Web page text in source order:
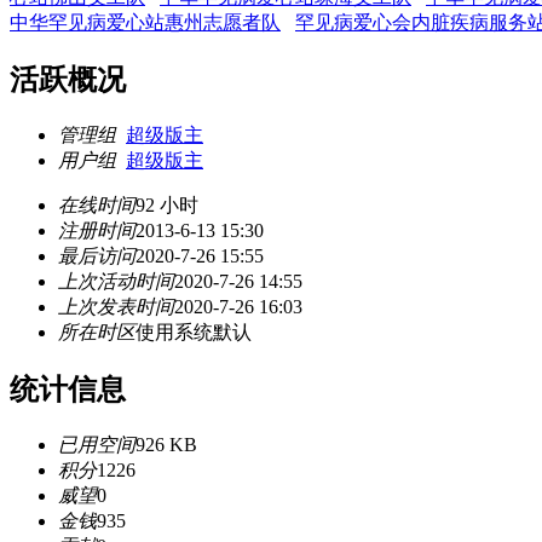
中华罕见病爱心站惠州志愿者队
罕见病爱心会内脏疾病服务
活跃概况
管理组 超级版主
用户组 超级版主
在线时间92 小时
注册时间2013-6-13 15:30
最后访问2020-7-26 15:55
上次活动时间2020-7-26 14:55
上次发表时间2020-7-26 16:03
所在时区使用系统默认
统计信息
已用空间926 KB
积分1226
威望0
金钱935